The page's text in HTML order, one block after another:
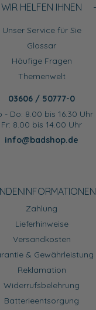
WIR HELFEN IHNEN
Unser Service für Sie
Glossar
Häufige Fragen
Themenwelt
03606 / 50777-0
- Do: 8.00 bis 16.30 Uhr
Fr: 8.00 bis 14.00 Uhr
info@badshop.de
Zahlung
Lieferhinweise
Versandkosten
& Gewährleistung
Reklamation
Widerrufsbelehrung
Batterieentsorgung